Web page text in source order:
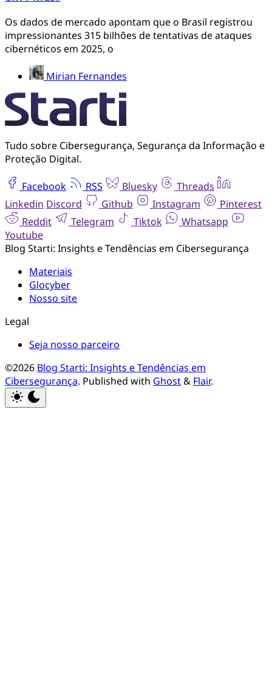
Os dados de mercado apontam que o Brasil registrou
impressionantes 315 bilhões de tentativas de ataques
cibernéticos em 2025, o
Mirian Fernandes
Tudo sobre Cibersegurança, Segurança da Informação e
Proteção Digital.
Facebook RSS Bluesky
Threads
Linkedin Discord Github Instagram
Pinterest
Reddit
Telegram Tiktok
Whatsapp
Youtube
Blog Starti: Insights e Tendências em Cibersegurança
Materiais
Glocyber
Nosso site
Legal
Seja nosso parceiro
©2026 Blog Starti: Insights e Tendências em
Cibersegurança. Published with Ghost& Flair.